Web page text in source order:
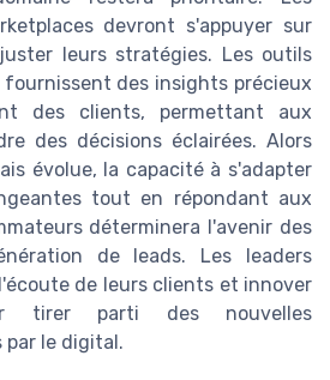
devront s'appuyer sur
leurs stratégies. Les outils
fournissent des insights précieux
des clients, permettant aux
des décisions éclairées. Alors
évolue, la capacité à s'adapter
tout en répondant aux
déterminera l'avenir des
de leads. Les leaders
de leurs clients et innover
tirer parti des nouvelles
le digital.